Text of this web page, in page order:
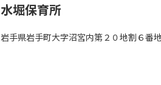
水堀保育所
岩手県岩手町大字沼宮内第２０地割６番